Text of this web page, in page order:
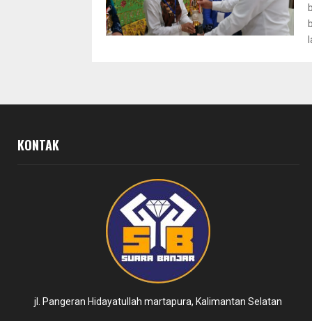
KONTAK
jl. Pangeran Hidayatullah martapura, Kalimantan Selatan